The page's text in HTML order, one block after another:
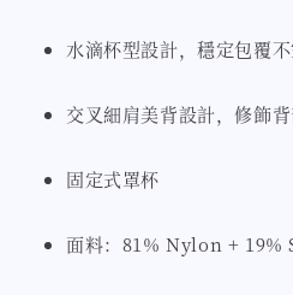
水滴杯型設計，穩定包覆
交叉細肩美背設計，修飾
固定式罩杯
面料：81% Nylon + 19%